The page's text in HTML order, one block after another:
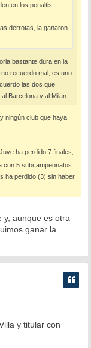
en los penaltis.
derrotas, la ganaron.
bastante dura en la
recuerdo mal, es uno
las dos que
Barcelona y al Milan.
ningún club que haya
ha perdido 7 finales,
con 5 subcampeonatos.
ha perdido (3) sin haber
y, aunque es otra
ganar la
y titular con